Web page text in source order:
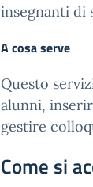
insegnanti di
A cosa serve
Questo
alunni,
gestire
Come si